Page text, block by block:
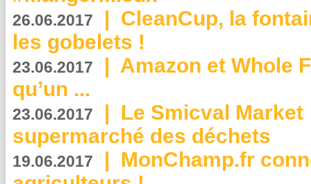
26.06.2017 | CleanCup, la
les gobelets !
23.06.2017 | Amazon et Whole
qu’un ...
23.06.2017 | Le Smicval
supermarché des déchets
19.06.2017 | MonChamp.fr